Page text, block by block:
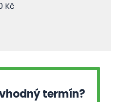
Kč
termín?